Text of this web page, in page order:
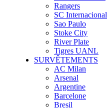
Rangers
SC Internacional
Sao Paulo
Stoke City
River Plate
Tigres UANL
SURVÊTEMENTS
AC Milan
Arsenal
Argentine
Barcelone
Bresil